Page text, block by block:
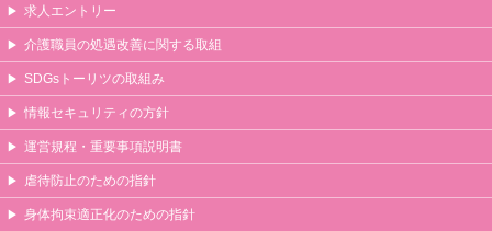
求人エントリー
介護職員の処遇改善に関する取組
SDGsトーリツの取組み
情報セキュリティの方針
運営規程・重要事項説明書
虐待防止のための指針
身体拘束適正化のための指針